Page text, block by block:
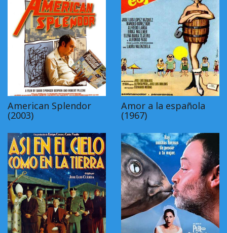
American Splendor
(2003)
Amor a la española
(1967)